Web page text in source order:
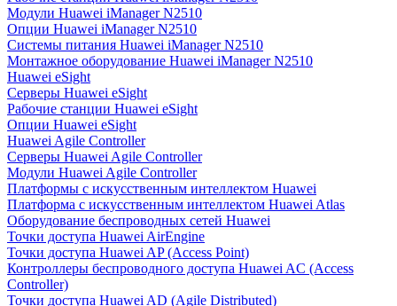
Модули Huawei iManager N2510
Опции Huawei iManager N2510
Системы питания Huawei iManager N2510
Монтажное оборудование Huawei iManager N2510
Huawei eSight
Серверы Huawei eSight
Рабочие станции Huawei eSight
Опции Huawei eSight
Huawei Agile Controller
Серверы Huawei Agile Controller
Модули Huawei Agile Controller
Платформы с искусственным интеллектом Huawei
Платформа с искусственным интеллектом Huawei Atlas
Оборудование беспроводных сетей Huawei
Точки доступа Huawei AirEngine
Точки доступа Huawei AP (Access Point)
Контроллеры беспроводного доступа Huawei AC (Access
Controller)
Точки доступа Huawei AD (Agile Distributed)